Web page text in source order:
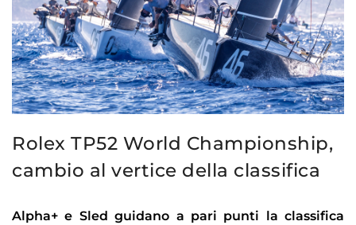
Rolex TP52 World Championship,
cambio al vertice della classifica
Alpha+ e Sled guidano a pari punti la classifica